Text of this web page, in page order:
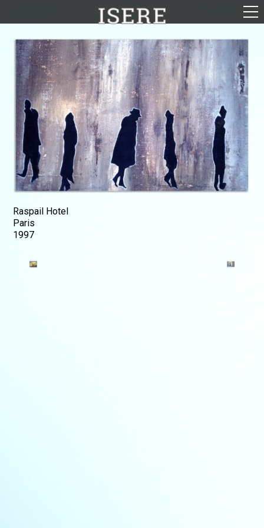
English (US)
Français
Portrait
Parcours
Galerie
Photomontages
Contact
Téléchargements
Raspail Hotel
Paris
1997